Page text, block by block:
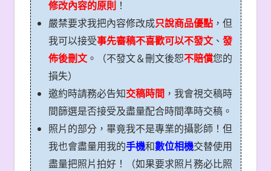
修改內容的原則
！
嚴禁要求我把內容修改成只說商品優點 ，但
我可以接受事先審稿不喜歡可以不發文 、發
佈後刪文 。（不發文＆刪文後恕不賠償您的
損失）
邀約時請務必告知交稿時間 ，我會視交稿時
間篩選是否接受及盡量配合時間準時交稿。
照片的部分，畢竟我不是專業的攝影師！但
我也會盡量用我的手機和數位相機交替使用
盡量把照片拍好！（如果要求照片務必比照